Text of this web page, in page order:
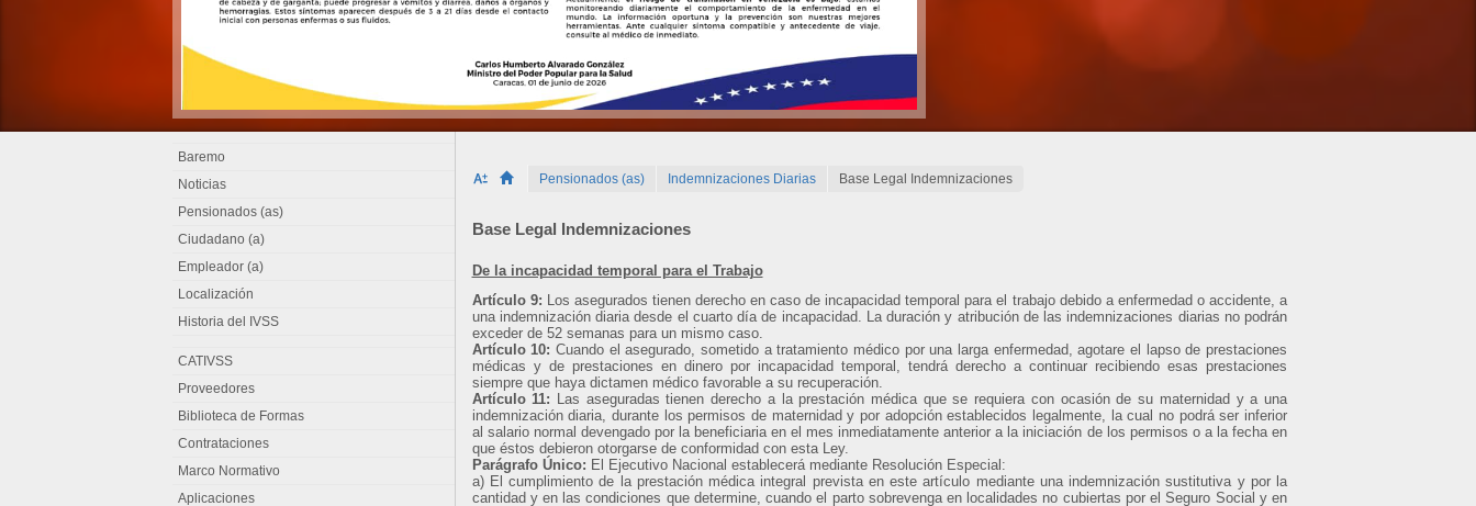
Pensionados (as) Indemnizaciones Diarias Base Legal Indemnizaciones
Base Legal Indemnizaciones
De la incapacidad temporal para el Trabajo
Artículo 9:
Los asegurados tienen derecho en caso de incapacidad temporal para el trabajo debido a enfermedad o accidente, a
una indemnización diaria desde el cuarto día de incapacidad. La duración y atribución de las indemnizaciones diarias no podrán
exceder de 52 semanas para un mismo caso.
Artículo 10: Cuando el asegurado, sometido a tratamiento médico por una larga enfermedad, agotare el lapso de prestaciones
médicas y de prestaciones en dinero por incapacidad temporal, tendrá derecho a continuar recibiendo esas prestaciones
siempre que haya dictamen médico favorable a su recuperación.
Artículo 11:
Las aseguradas tienen derecho a la prestación médica que se requiera con ocasión de su maternidad y a una
indemnización diaria, durante los permisos de maternidad y por adopción establecidos legalmente, la cual no podrá ser inferior
al salario normal devengado por la beneficiaria en el mes inmediatamente anterior a la iniciación de los permisos o a la fecha en
que éstos debieron otorgarse de conformidad con esta Ley.
Parágrafo Único: El Ejecutivo Nacional establecerá mediante Resolución Especial:
a) El cumplimiento de la prestación médica integral prevista en este artículo mediante una indemnización sustitutiva y por la
cantidad y en las condiciones que determine, cuando el parto sobrevenga en localidades no cubiertas por el Seguro Social y en
Baremo
Noticias
Pensionados (as)
Ciudadano (a)
Empleador (a)
Localización
Historia del IVSS
CATIVSS
Proveedores
Biblioteca de Formas
Contrataciones
Marco Normativo
Aplicaciones